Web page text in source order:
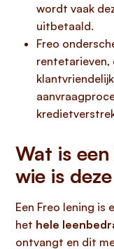
wordt vaak
uitbetaald.
Freo
rentetarieven,
Wat is
wie is
Een Freo lening is
het hele
ontvangt en dit